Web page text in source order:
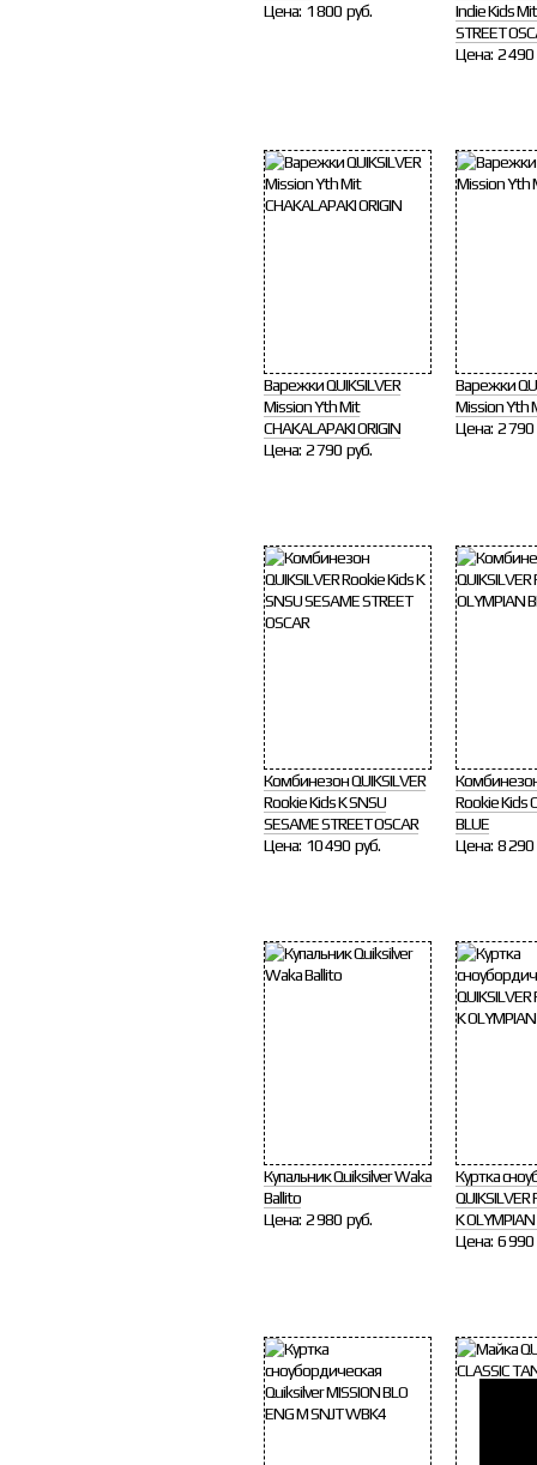
Цена: 1 800 руб.
Indie Kids
STREET
Цена: 2 490
Варежки QUIKSILVER
Mission Yth Mit
CHAKALAPAKI ORIGIN
Цена: 2 790 руб.
Варежки
Mission Yth
Цена: 2 790
Комбинезон QUIKSILVER
Rookie Kids K SNSU
SESAME STREET OSCAR
Цена: 10 490 руб.
Комбинезон
Rookie Kids
BLUE
Цена: 8 290
Купальник Quiksilver Waka
Ballito
Цена: 2 980 руб.
Куртка
QUIKSILVER
K
Цена: 6 990